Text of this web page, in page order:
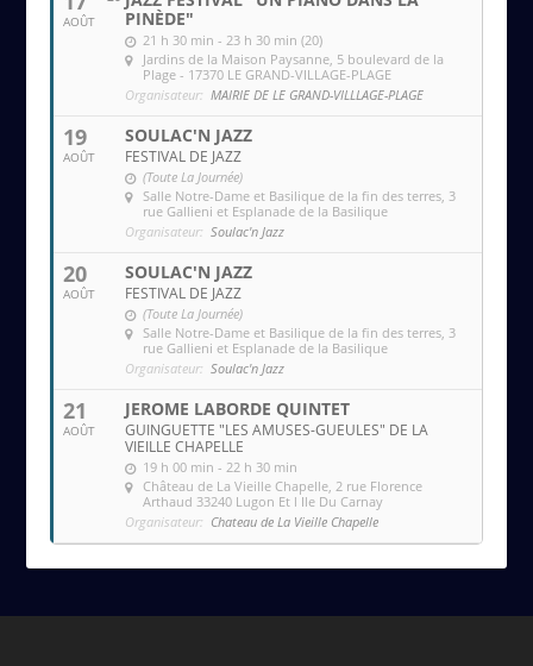
AOÛT
PINÈDE"
21 h 30 min - 23 h 30 min (20)
Jardins de la Maison Paysanne , 5 boulevard de la
Plage - 17370 LE GRAND-VILLAGE-PLAGE
Organisateur: MAIRIE DE LE GRAND-VILLLAGE-PLAGE
19
AOÛT
SOULAC'N JAZZ
FESTIVAL DE JAZZ
(Toute La Journée)
Salle Notre-Dame et Basilique de la fin des terres , 3
rue Gallieni et Esplanade de la Basilique
Organisateur: Soulac'n Jazz
20
AOÛT
SOULAC'N JAZZ
FESTIVAL DE JAZZ
(Toute La Journée)
Salle Notre-Dame et Basilique de la fin des terres , 3
rue Gallieni et Esplanade de la Basilique
Organisateur: Soulac'n Jazz
21
AOÛT
JEROME LABORDE QUINTET
GUINGUETTE "LES AMUSES-GUEULES" DE LA
VIEILLE CHAPELLE
19 h 00 min - 22 h 30 min
Château de La Vieille Chapelle , 2 rue Florence
Arthaud 33240 Lugon Et l Ile Du Carnay
Organisateur: Chateau de La Vieille Chapelle